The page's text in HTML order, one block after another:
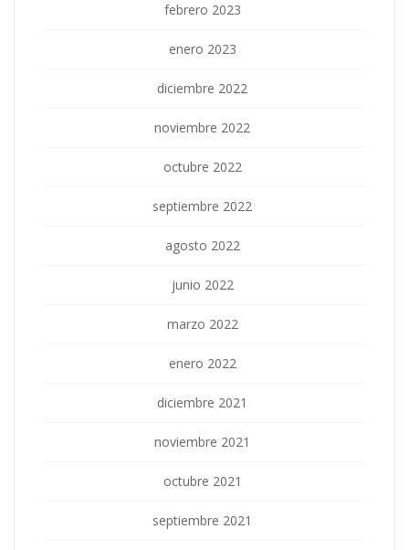
febrero 2023
enero 2023
diciembre 2022
noviembre 2022
octubre 2022
septiembre 2022
agosto 2022
junio 2022
marzo 2022
enero 2022
diciembre 2021
noviembre 2021
octubre 2021
septiembre 2021